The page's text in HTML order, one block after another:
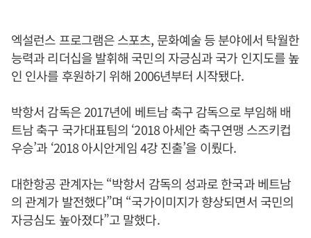
엑설런스 프로그램은 스포츠, 문화예술 등 분야에서 탁월한
능력과 리더십을 발휘해 국민의 자긍심과 국가 인지도를 높
인 인사를 후원하기 위해 2006년부터 시작됐다.
박항서 감독은 2017년에 베트남 축구 감독으로 부임해 배
트남 축구 국가대표팀의 ‘2018 아세안 축구연맹 스즈키컵
우승’과 ‘2018 아시안게임 4강 진출’을 이뤘다.
대한항공 관계자는 “박항서 감독의 성과로 한국과 베트남
의 관계가 발전했다”며 “국가이미지가 향상되면서 국민의
자긍심도 높아졌다”고 말했다.